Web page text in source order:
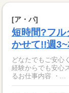
[ア・パ]
短時間?フ
かせて!!週
どなたでもご安心
経験からでも安心
るお仕事内容 ・...